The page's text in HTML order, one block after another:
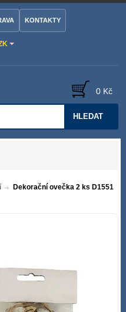
KONTAKTY
HLEDAT
0 Kč
Dekorační ovečka 2 ks D1551